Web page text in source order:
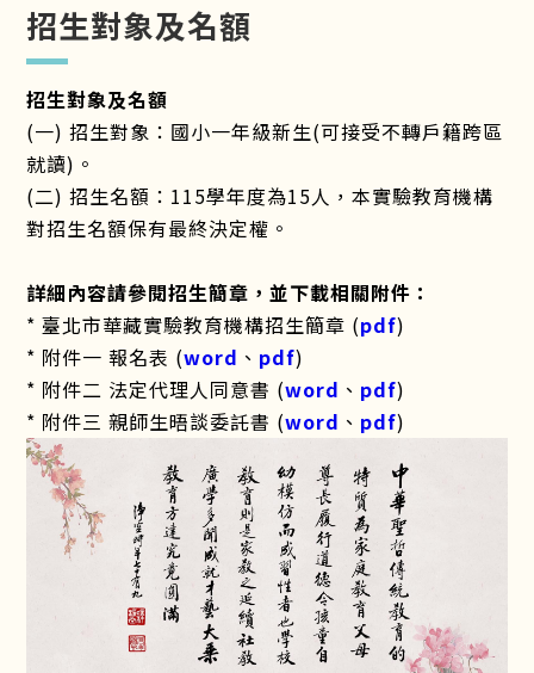
招生對象及名額
招生對象及名額
(一) 招生對象：國小一年級新生(可接受不轉戶籍跨區
就讀)。
(二) 招生名額：115學年度為15人，本實驗教育機構
對招生名額保有最終決定權。
詳細內容請參閱招生簡章，並下載相關附件：
* 臺北市華藏實驗教育機構招生簡章 (pdf)
* 附件一 報名表 (word 、 pdf)
* 附件二 法定代理人同意書 (word 、 pdf)
* 附件三 親師生晤談委託書 (word 、 pdf)